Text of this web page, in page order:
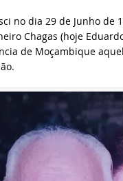
no dia 29 de Junho de
Chagas (hoje
de Moçambique